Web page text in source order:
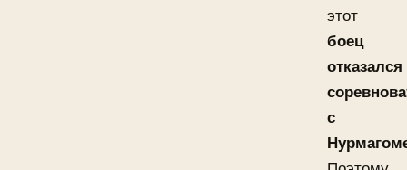
этот
боец
отказался
с